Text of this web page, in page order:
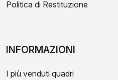
Politica di Restituzione
INFORMAZIONI
I più venduti quadri